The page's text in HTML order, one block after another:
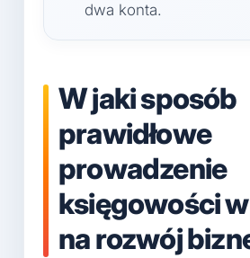
dwa konta.
W jaki sposób
prawidłowe
prowadzenie
księgowości
na rozwój